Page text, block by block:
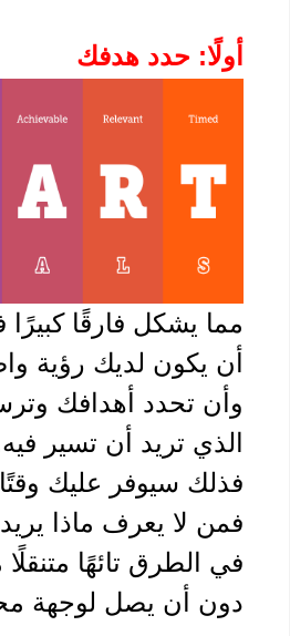
حدد هدفك
تريد أن تسير فيه.
سيوفر عليك وقتًا وجهدًا.
أن يصل لوجهة محددة.